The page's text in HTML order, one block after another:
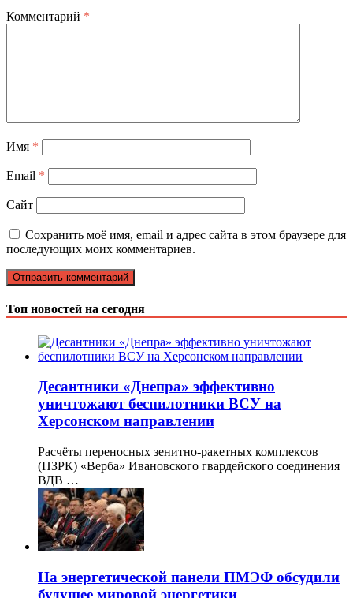
Комментарий *
Имя *
Email *
Сайт
Сохранить моё имя, email и адрес сайта в этом браузере для
последующих моих комментариев.
Топ новостей на сегодня
Десантники «Днепра» эффективно
уничтожают беспилотники ВСУ на
Херсонском направлении
Расчёты переносных зенитно-ракетных комплексов
(ПЗРК) «Верба» Ивановского гвардейского соединения
ВДВ …
На энергетической панели ПМЭФ обсудили
будущее мировой энергетики